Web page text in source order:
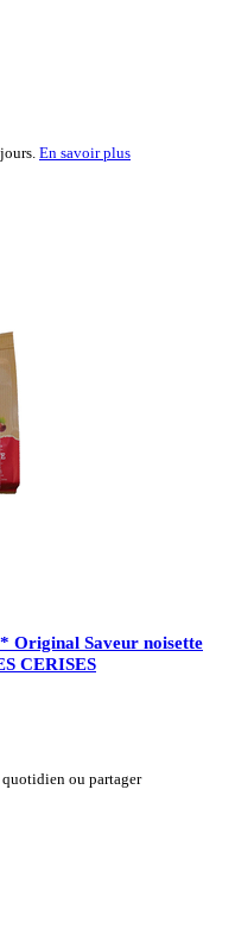
En savoir plus
* Original Saveur noisette
CERISES
ou partager